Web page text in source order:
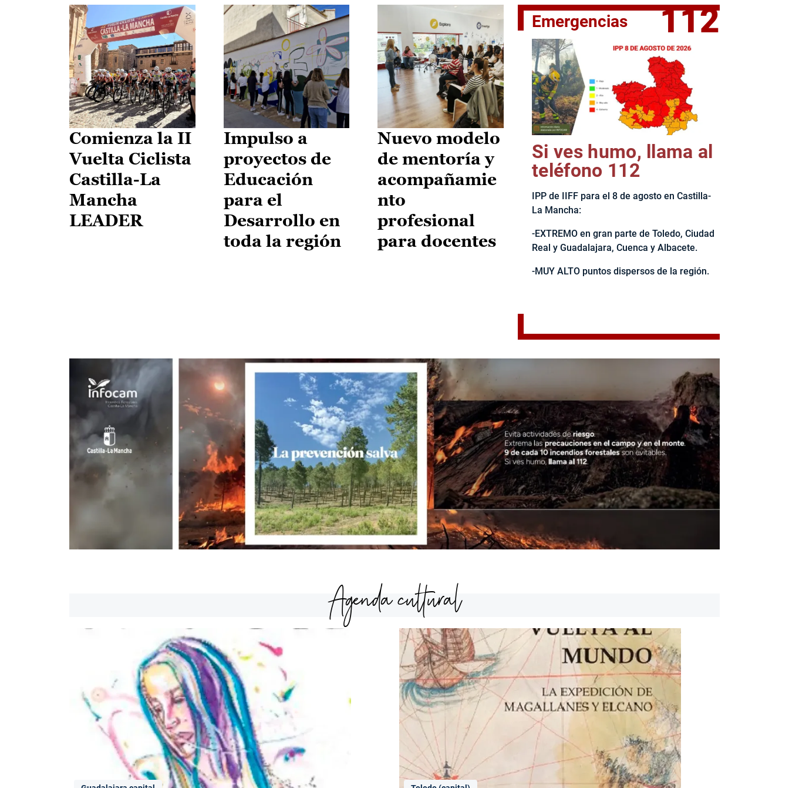
El jefe del Ejecutivo castellanomanchego, Emiliano García-
Comienza la II
Vuelta Ciclista
Castilla-La
Mancha
LEADER
Impulso a
proyectos de
Educación
para el
Desarrollo en
toda la región
Nuevo modelo
de mentoría y
acompañamie
nto
profesional
para docentes
Emergencias 112
Si ves humo, llama al
teléfono 112
IPP de IIFF para el 8 de agosto en Castilla-
La Mancha:
-EXTREMO en gran parte de Toledo, Ciudad
Real y Guadalajara, Cuenca y Albacete.
-MUY ALTO puntos dispersos de la región.
Agenda cultural